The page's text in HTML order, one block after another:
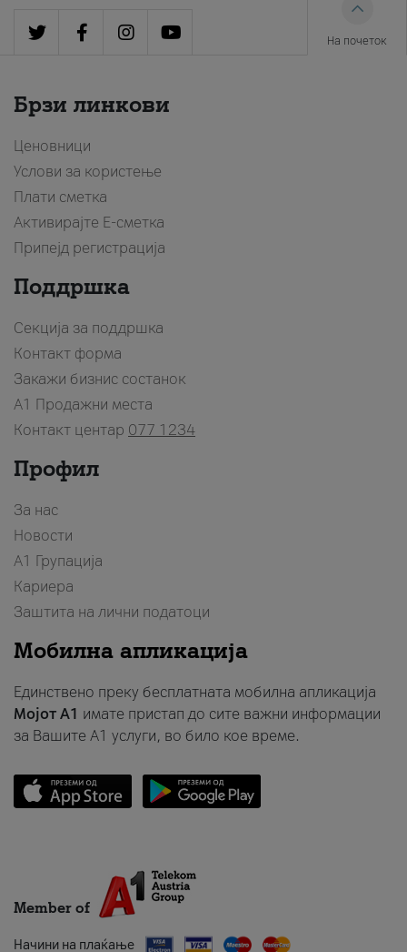
На почеток
Брзи линкови
Ценовници
Услови за користење
Плати сметка
Активирајте Е-сметка
Припејд регистрација
Поддршка
Секција за поддршка
Контакт форма
Закажи бизнис состанок
A1 Продажни места
Контакт центар 077 1234
Профил
За нас
Новости
А1 Групација
Кариера
Заштита на лични податоци
Мобилна апликација
Единствено преку бесплатната мобилна апликација
Мојот A1 имате пристап до сите важни информации
за Вашите A1 услуги, во било кое време.
Member of
Начини на плаќање